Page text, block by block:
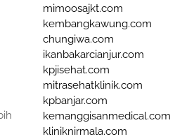
mimoosajkt.com
kembangkawung.com
chungiwa.com
ikanbakarcianjur.com
kpjisehat.com
mitrasehatklinik.com
kpbanjar.com
kemanggisanmedical.com
kliniknirmala.com